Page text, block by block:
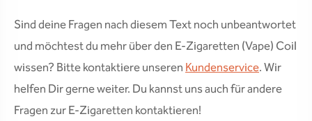
Sind deine Fragen nach diesem Text noch unbeantwortet
und möchtest du mehr über den E-Zigaretten (Vape) Coil
wissen? Bitte kontaktiere unserenKundenservice. Wir
helfen Dir gerne weiter. Du kannst uns auch für andere
Fragen zur E-Zigaretten kontaktieren!